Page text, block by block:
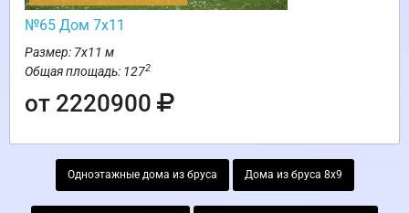
№65 Дом 7х11
Размер: 7х11 м
Общая площадь: 1272
от 2220900
Одноэтажные дома из бруса Дома из бруса 8х9